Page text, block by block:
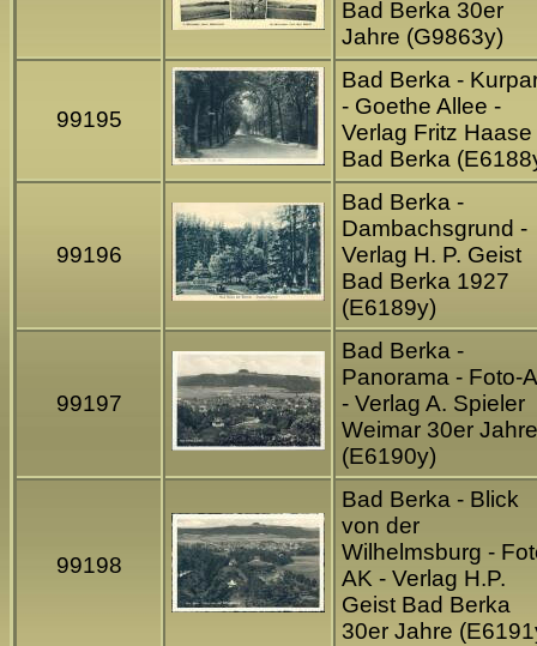
Bad Berka 30er
Jahre (G9863y)
99195
Bad Berka -
- Goethe Allee -
Verlag Fritz Haase
Bad Berka
99196
Bad Berka -
Dambachsgrund -
Verlag H. P. Geist
Bad Berka 1927
(E6189y)
99197
Bad Berka -
Panorama - Foto-
- Verlag A. Spieler
Weimar 30er Jahre
(E6190y)
99198
Bad Berka - Blick
von der
Wilhelmsburg -
AK - Verlag H.P.
Geist Bad Berka
30er Jahre